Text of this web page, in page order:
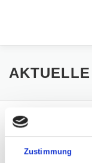
Zustimmung
HOME
KONTAKT
Auf der Straße
Kloster Drübeck
Wir laden ein zu einer